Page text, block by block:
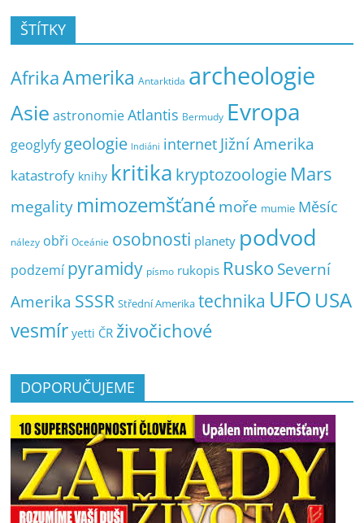
ŠTÍTKY
AfrikaAmerika Antarktida archeologie
Asie astronomie Atlantis Bermudy Evropa
geoglyfy geologie Indiáni internet Jižní Amerika
katastrofy knihy kritika kryptozoologie Mars
megality mimozemšťanémoře mumie Měsíc
nálezy obři Oceánie osobnosti planety podvod
podzemí pyramidy písmo rukopis Rusko Severní
Amerika SSSR Střední Amerika technika UFO USA
vesmír yetti ČR živočichové
DOPORUČUJEME